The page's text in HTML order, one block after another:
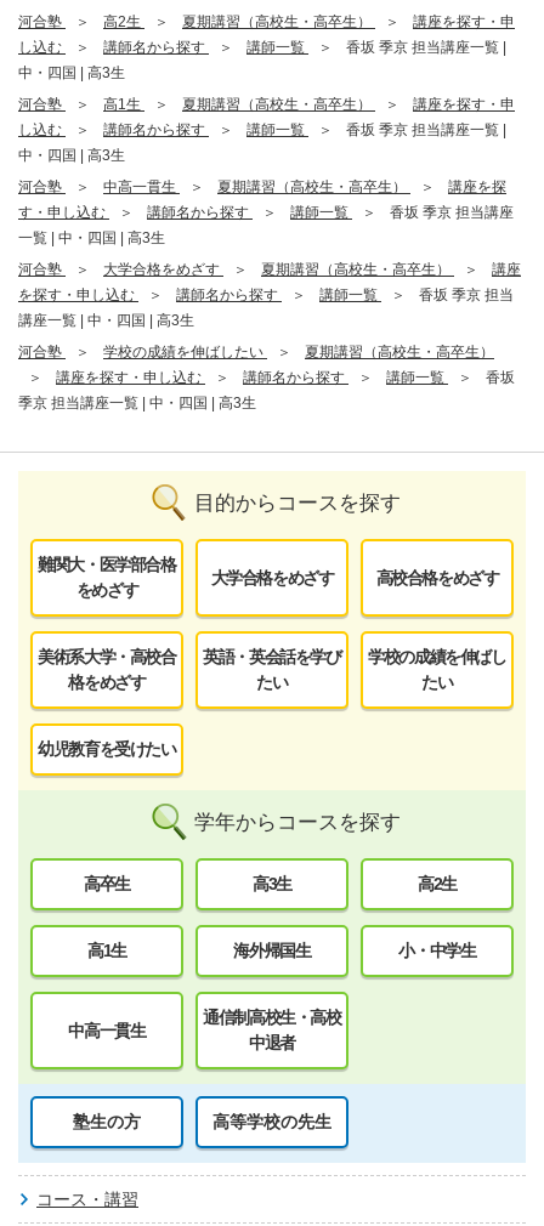
河合塾
高2生 夏期講習（高校生・高卒生）
講座を探す・申
し込む
講師名から探す 講師一覧
香坂 季京 担当講座一覧 |
中・四国 | 高3生
河合塾
高1生 夏期講習（高校生・高卒生）
講座を探す・申
し込む
講師名から探す 講師一覧
香坂 季京 担当講座一覧 |
中・四国 | 高3生
河合塾
中高一貫生 夏期講習（高校生・高卒生）
講座を探
す・申し込む
講師名から探す 講師一覧
香坂 季京 担当講座
一覧 | 中・四国 | 高3生
河合塾
大学合格をめざす 夏期講習（高校生・高卒生）
講座
を探す・申し込む
講師名から探す 講師一覧
香坂 季京 担当
講座一覧 | 中・四国 | 高3生
河合塾
学校の成績を伸ばしたい
夏期講習（高校生・高卒生）
講座を探す・申し込む
講師名から探す 講師一覧
香坂
季京 担当講座一覧 | 中・四国 | 高3生
目的からコースを探す
難関大・医学部合格
をめざす
大学合格をめざす 高校合格をめざす
美術系大学・高校合
格をめざす
英語・英会話を学び
たい
学校の成績を伸ばし
たい
幼児教育を受けたい
学年からコースを探す
高卒生 高3生 高2生
高1生 海外帰国生 小・中学生
中高一貫生
通信制高校生・高校
中退者
塾生の方 高等学校の先生
コース・講習